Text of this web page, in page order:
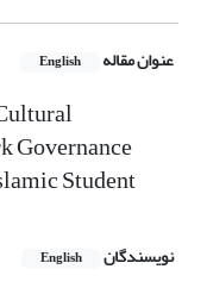
عنوان مقاله English
Governance
Student
نویسندگان English